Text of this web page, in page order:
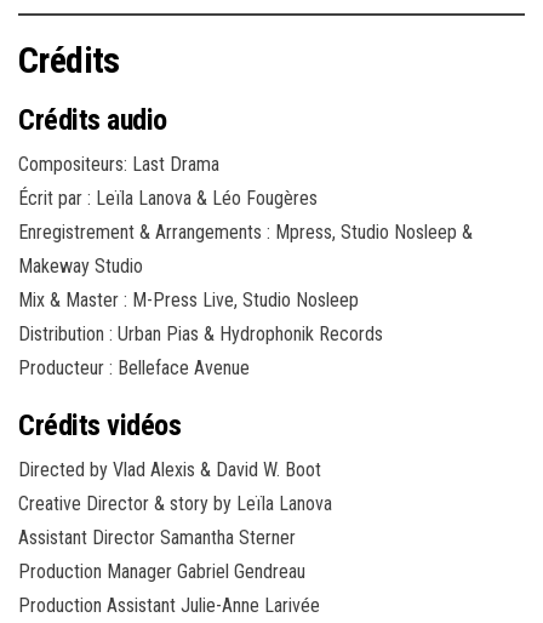
Crédits
Crédits audio
Compositeurs: Last Drama
Écrit par : Leïla Lanova & Léo Fougères
Enregistrement & Arrangements : Mpress, Studio Nosleep &
Makeway Studio
Mix & Master : M-Press Live, Studio Nosleep
Distribution : Urban Pias & Hydrophonik Records
Producteur : Belleface Avenue
Crédits vidéos
Directed by Vlad Alexis & David W. Boot
Creative Director & story by Leïla Lanova
Assistant Director Samantha Sterner
Production Manager Gabriel Gendreau
Production Assistant Julie-Anne Larivée